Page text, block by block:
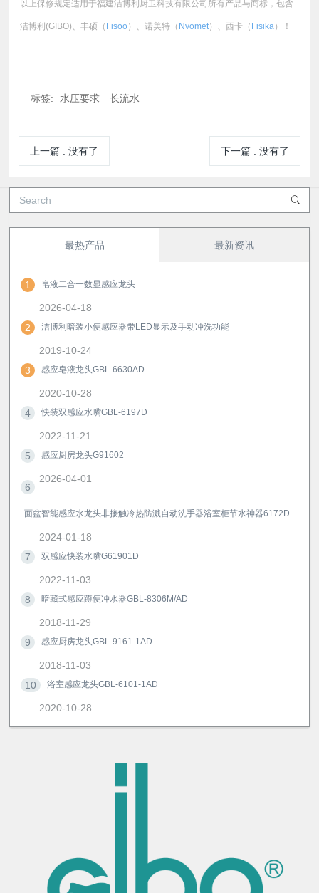
以上保修规定适用于福建洁博利厨卫科技有限公司所有产品与商标，包含
洁博利(GIBO)、丰硕（ Fisoo ）、诺美特（ Nvomet）、西卡（ Fisika）！
标签: 水压要求 长流水
上一篇 :没有了 下一篇: 没有了
最热产品 最新资讯
1 皂液二合一数显感应龙头
2026-04-18
2
洁博利暗装小便感应器带LED显示及手动冲洗功能
2019-10-24
3
感应皂液龙头GBL-6630AD
2020-10-28
4
快装双感应水嘴GBL-6197D
2022-11-21
5
感应厨房龙头G91602
2026-04-01
6
面盆智能感应水龙头非接触冷热防溅自动洗手器浴室柜节水神器6172D
2024-01-18
7
双感应快装水嘴G61901D
2022-11-03
8
暗藏式感应蹲便冲水器GBL-8306M/AD
2018-11-29
9
感应厨房龙头GBL-9161-1AD
2018-11-03
10
浴室感应龙头GBL-6101-1AD
2020-10-28